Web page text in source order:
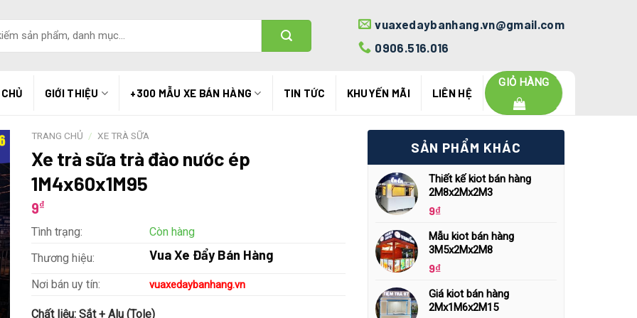
vuaxedaybanhang.vn@gmail.com
0906.516.016
GIỚI THIỆU +300 MẪU XE BÁN HÀNG TIN TỨC KHUYẾN MÃI LIÊN HỆ
GIỎ HÀNG
TRANG CHỦ / XE TRÀ SỮA
Xe trà sữa trà đào nước ép
1M4x60x1M95
9₫
Tình trạng:
Còn hàng
Thương hiệu:
Vua Xe Đẩy Bán Hàng
Nơi bán uy tín: vuaxedaybanhang.vn
Chất liệu: Sắt + Alu (Tole)
SẢN PHẨM KHÁC
Thiết kế kiot bán hàng
2M8x2Mx2M3
9₫
Mẫu kiot bán hàng
3M5x2Mx2M8
9₫
Giá kiot bán hàng
2Mx1M6x2M15